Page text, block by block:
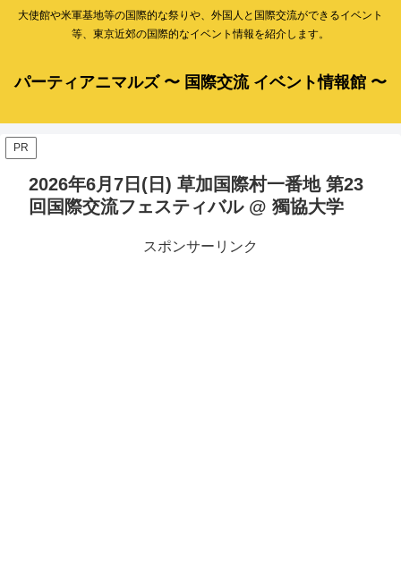
大使館や米軍基地等の国際的な祭りや、外国人と国際交流ができるイベント
等、東京近郊の国際的なイベント情報を紹介します。
パーティアニマルズ 〜 国際交流 イベント情報館 〜
PR
2026年6月7日(日) 草加国際村一番地 第23
回国際交流フェスティバル @ 獨協大学
スポンサーリンク